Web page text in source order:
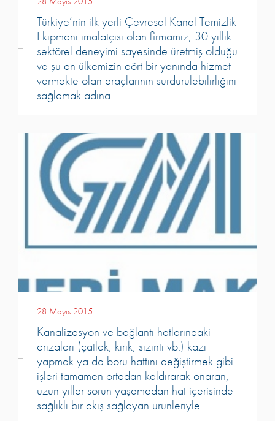
Türkiye’nin ilk yerli Çevresel Kanal Temizlik
Ekipmanı imalatçısı olan firmamız; 30 yıllık
sektörel deneyimi sayesinde üretmiş olduğu
ve şu an ülkemizin dört bir yanında hizmet
vermekte olan araçlarının sürdürülebilirliğini
sağlamak adına
28 Mayıs 2015
Kanalizasyon ve bağlantı hatlarındaki
arızaları (çatlak, kırık, sızıntı vb.) kazı
yapmak ya da boru hattını değiştirmek gibi
işleri tamamen ortadan kaldırarak onaran,
uzun yıllar sorun yaşamadan hat içerisinde
sağlıklı bir akış sağlayan ürünleriyle